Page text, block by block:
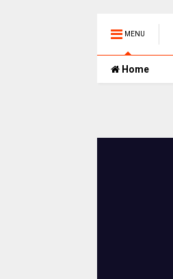
MENU
Home